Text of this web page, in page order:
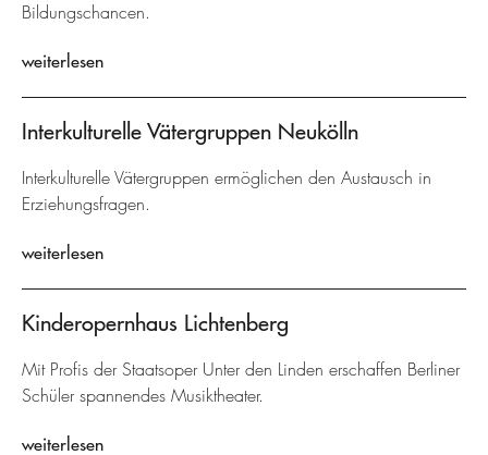
Bildungschancen.
weiterlesen
Interkulturelle Vätergruppen Neukölln
Interkulturelle Vätergruppen ermöglichen den Austausch in
Erziehungsfragen.
weiterlesen
Kinderopernhaus Lichtenberg
Mit Profis der Staatsoper Unter den Linden erschaffen Berliner
Schüler spannendes Musiktheater.
weiterlesen